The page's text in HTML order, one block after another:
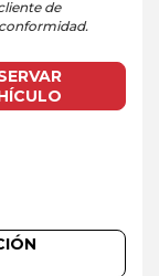
de